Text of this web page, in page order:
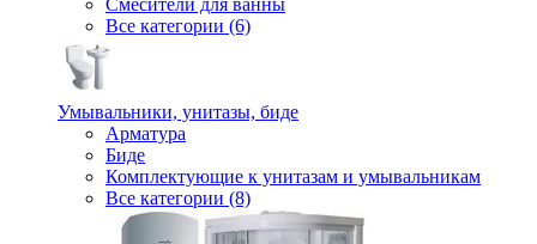
Все категории (6)
Умывальники, унитазы, биде
Арматура
Биде
Комплектующие к унитазам и умывальникам
Все категории (8)